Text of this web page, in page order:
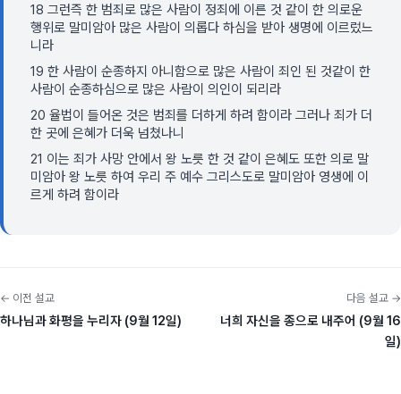
18 그런즉 한 범죄로 많은 사람이 정죄에 이른 것 같이 한 의로운
행위로 말미암아 많은 사람이 의롭다 하심을 받아 생명에 이르렀느
니라
19 한 사람이 순종하지 아니함으로 많은 사람이 죄인 된 것같이 한
사람이 순종하심으로 많은 사람이 의인이 되리라
20 율법이 들어온 것은 범죄를 더하게 하려 함이라 그러나 죄가 더
한 곳에 은혜가 더욱 넘쳤나니
21 이는 죄가 사망 안에서 왕 노릇 한 것 같이 은혜도 또한 의로 말
미암아 왕 노릇 하여 우리 주 예수 그리스도로 말미암아 영생에 이
르게 하려 함이라
← 이전 설교
하나님과 화평을 누리자 (9월 12일)
다음 설교 →
너희 자신을 종으로 내주어 (9월 16
일)